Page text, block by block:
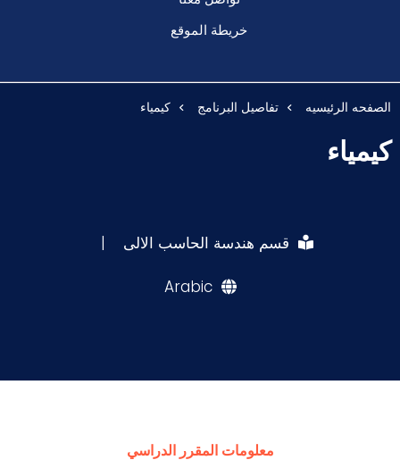
خريطة الموقع
الصفحه الرئيسيه تفاصيل البرنامج كيمياء
كيمياء
قسم هندسة الحاسب الالى |
Arabic
معلومات المقرر الدراسي